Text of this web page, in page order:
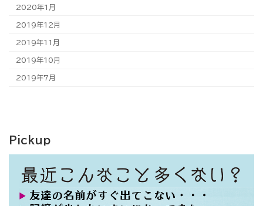
2020年1月
2019年12月
2019年11月
2019年10月
2019年7月
Pickup